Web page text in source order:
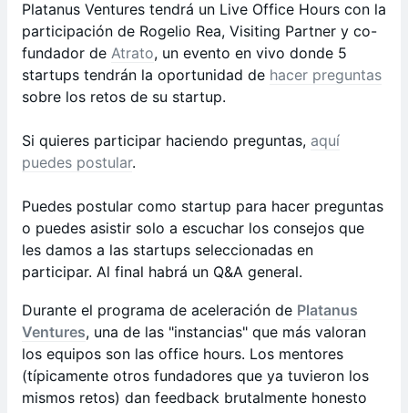
Platanus Ventures tendrá un Live Office Hours con la
participación de Rogelio Rea, Visiting Partner y co-
fundador de Atrato, un evento en vivo donde 5
startups tendrán la oportunidad de hacer preguntas
sobre los retos de su startup.
Si quieres participar haciendo preguntas, aquí
puedes postular.
Puedes postular como startup para hacer preguntas
o puedes asistir solo a escuchar los consejos que
les damos a las startups seleccionadas en
participar. Al final habrá un Q&A general.
Durante el programa de aceleración de Platanus
Ventures, una de las "instancias" que más valoran
los equipos son las office hours. Los mentores
(típicamente otros fundadores que ya tuvieron los
mismos retos) dan feedback brutalmente honesto